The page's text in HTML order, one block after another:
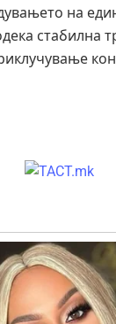
на
стабилна